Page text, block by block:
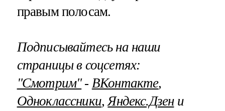
правым полосам.
Подписывайтесь на наши
страницы в соцсетях:
"Смотрим"‐ ВКонтакте,
Одноклассники,Яндекс.Дзени